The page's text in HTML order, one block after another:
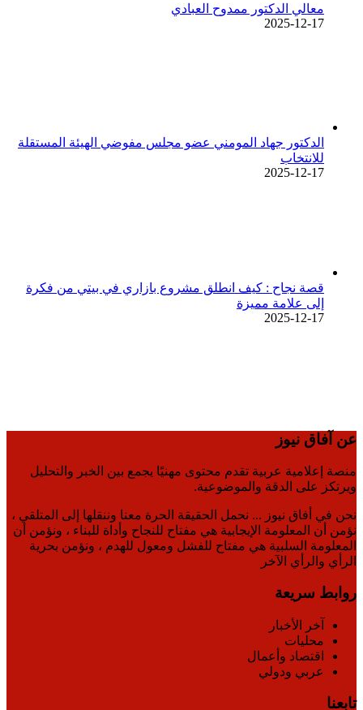
معالي الدكتور ممدوح العبادي
2025-12-17
الدكتور جهاد المومني عضو مجلس مفوضي الهيئة المستقلة
للانتخاب
2025-12-17
قصة نجاح : كيف انطلق مشروع بازاري في بيتي من فكرة
إلى علامة مميزة
2025-12-17
عن آفاق نيوز
منصة إعلامية عربية تقدم محتوى مهنيًا يجمع بين الخبر والتحليل
ويرتكز على الدقة والموضوعية.
نحن في أفاق نيوز ... نحمل الحقيقة الحرة معنا وننقلها إلى المتلقي ،
نؤمن أن المعلومة الإيجابية هي مفتاح للنجاح وأداة للبناء ، ونؤمن أن
المعلومة السلبية هي مفتاح للفشل ومعول للهدم ، ونؤمن بحرية
الرأي والرأي الآخر
روابط سريعة
آخر الأخبار
محليات
اقتصاد وأعمال
عربي ودولي
تابعنا